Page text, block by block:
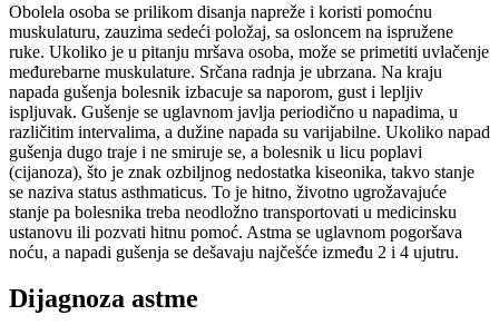
Obolela osoba se prilikom disanja napreže i koristi pomoćnu
muskulaturu, zauzima sedeći položaj, sa osloncem na ispružene
ruke. Ukoliko je u pitanju mršava osoba, može se primetiti uvlačenje
međurebarne muskulature. Srčana radnja je ubrzana. Na kraju
napada gušenja bolesnik izbacuje sa naporom, gust i lepljiv
ispljuvak. Gušenje se uglavnom javlja periodično u napadima, u
različitim intervalima, a dužine napada su varijabilne. Ukoliko napad
gušenja dugo traje i ne smiruje se, a bolesnik u licu poplavi
(cijanoza), što je znak ozbiljnog nedostatka kiseonika, takvo stanje
se naziva status asthmaticus. To je hitno, životno ugrožavajuće
stanje pa bolesnika treba neodložno transportovati u medicinsku
ustanovu ili pozvati hitnu pomoć. Astma se uglavnom pogoršava
noću, a napadi gušenja se dešavaju najčešće između 2 i 4 ujutru.
Dijagnoza astme